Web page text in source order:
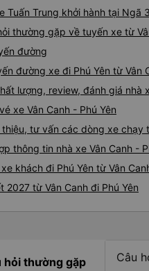
Tuấn Trung khởi hành tại Ngã
thường gặp về tuyến xe từ
đường
đường xe đi Phú Yên từ Vân
lượng, review, đánh giá nhà
xe Vân Canh - Phú Yên
thiệu, tư vấn các dòng xe chạy
thông tin nhà xe Vân Canh -
khách đi Phú Yên từ Vân
2027 từ Vân Canh đi Phú Yên
hỏi thường gặp
Câu